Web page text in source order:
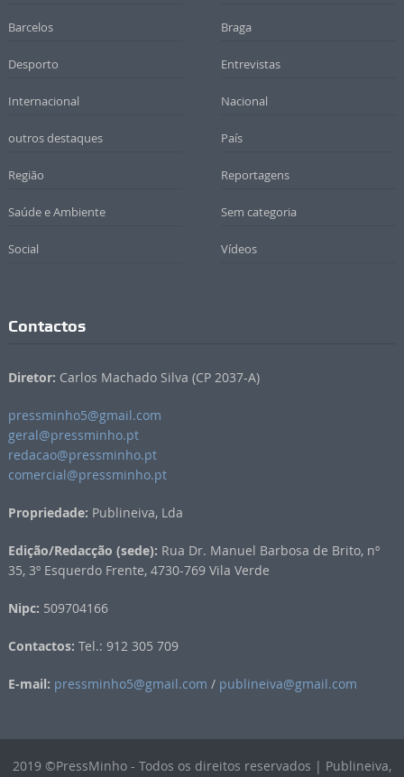
Barcelos Braga
Desporto Entrevistas
Internacional Nacional
outros destaques País
Região Reportagens
Saúde e Ambiente Sem categoria
Social Vídeos
Contactos
Diretor: Carlos Machado Silva (CP 2037-A)
pressminho5@gmail.com
geral@pressminho.pt
redacao@pressminho.pt
comercial@pressminho.pt
Propriedade: Publineiva, Lda
Edição/Redacção (sede): Rua Dr. Manuel Barbosa de Brito, nº
35, 3º Esquerdo Frente, 4730-769 Vila Verde
Nipc: 509704166
Contactos: Tel.: 912 305 709
E-mail: pressminho5@gmail.com / publineiva@gmail.com
2019 ©PressMinho - Todos os direitos reservados | Publineiva,